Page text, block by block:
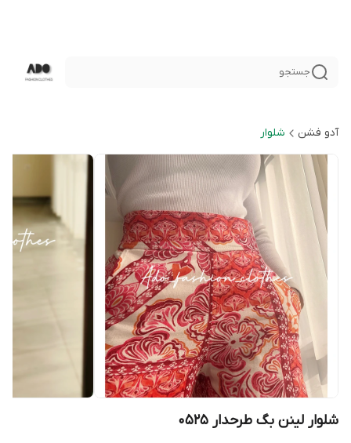
جستجو
آدو فشن شلوار
شلوار لینن بگ طرحدار 0525